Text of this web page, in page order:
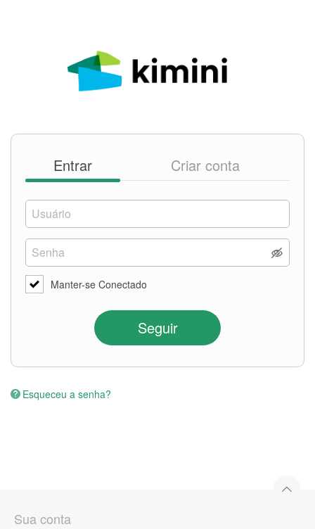
Entrar Criar conta
Manter-se Conectado
Seguir
Esqueceu a senha?
Sua conta